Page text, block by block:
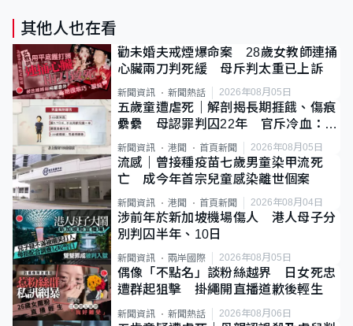
其他人也在看
勸未婚夫戒煙爆命案 28歲女教師連捅
心臟兩刀判死緩 母斥判太重已上訴
新聞資訊 新聞熱話 2026年08月05日
五歲童遭虐死｜解剖揭長期捱餓、傷痕
纍纍 母認罪判囚22年 官斥冷血：同
類案最惡劣
新聞資訊 港聞 首頁新聞 2026年08月05日
流感｜曾接種疫苗七歲男童染甲流死
亡 成今年首宗兒童感染離世個案
新聞資訊 港聞 首頁新聞 2026年08月04日
涉前年於新加坡機場傷人 港人母子分
別判囚半年、10日
新聞資訊 兩岸國際 2026年08月05日
偶像「不點名」談粉絲越界 日女死忠
遭群起狙擊 掛繩開直播道歉後輕生
新聞資訊 新聞熱話 2026年08月06日